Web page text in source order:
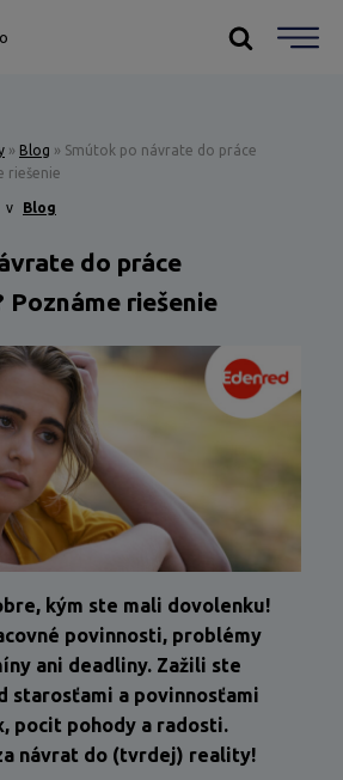
» Blog » Smútok po návrate do práce
riešenie
v Blog
do práce
Poznáme riešenie
kým ste mali dovolenku!
povinnosti, problémy
ani deadliny. Zažili ste
starosťami a povinnosťami
pocit pohody a radosti.
návrat do (tvrdej) reality!